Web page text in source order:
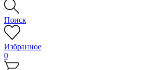
Поиск
Избранное
0